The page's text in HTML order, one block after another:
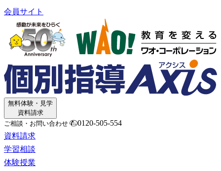
会員サイト
無料体験・見学
資料請求
ご相談・お問い合わせ
0120-505-554
資料請求
学習相談
体験授業